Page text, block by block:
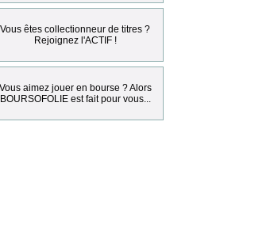
Vous êtes collectionneur de titres ?
Rejoignez l'ACTIF !
Vous aimez jouer en bourse ? Alors
BOURSOFOLIE est fait pour vous...